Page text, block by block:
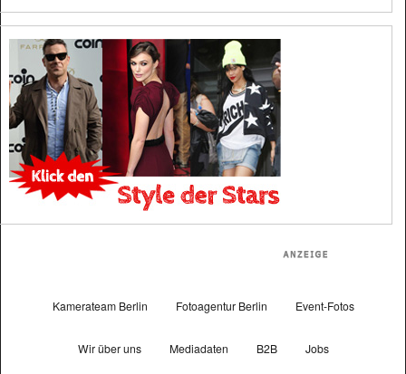
Kamerateam Berlin Fotoagentur Berlin Event-Fotos
Wir über uns Mediadaten B2B Jobs